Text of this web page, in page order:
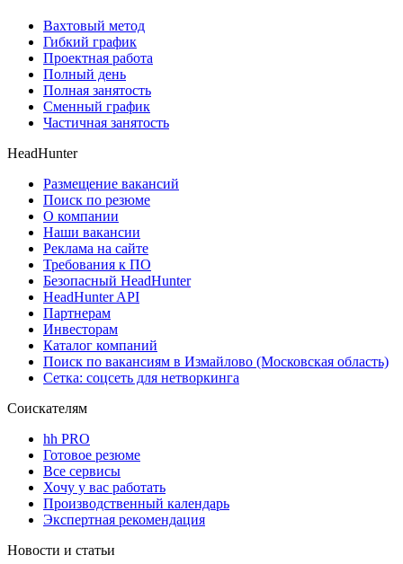
Вахтовый метод
Гибкий график
Проектная работа
Полный день
Полная занятость
Сменный график
Частичная занятость
HeadHunter
Размещение вакансий
Поиск по резюме
О компании
Наши вакансии
Реклама на сайте
Требования к ПО
Безопасный HeadHunter
HeadHunter API
Партнерам
Инвесторам
Каталог компаний
Поиск по вакансиям в Измайлово (Московская область)
Сетка: соцсеть для нетворкинга
Соискателям
hh PRO
Готовое резюме
Все сервисы
Хочу у вас работать
Производственный календарь
Экспертная рекомендация
Новости и статьи